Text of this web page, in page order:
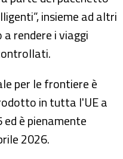
insieme ad altri
rendere i viaggi
per le frontiere è
in tutta l'UE a
è pienamente
2026.